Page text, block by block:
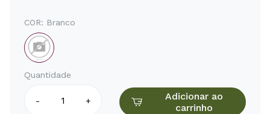
COR: Branco
Quantidade
- +
Adicionar ao
carrinho